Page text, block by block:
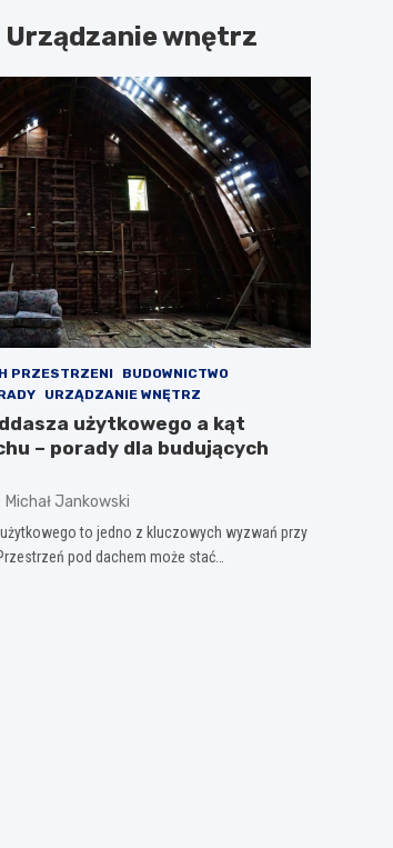
Urządzanie wnętrz
PRZESTRZENI
BUDOWNICTWO
URZĄDZANIE WNĘTRZ
użytkowego a kąt
– porady dla budujących
Michał Jankowski
to jedno z kluczowych wyzwań przy
pod dachem może stać…